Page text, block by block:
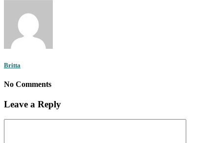
Britta
No Comments
Leave a Reply